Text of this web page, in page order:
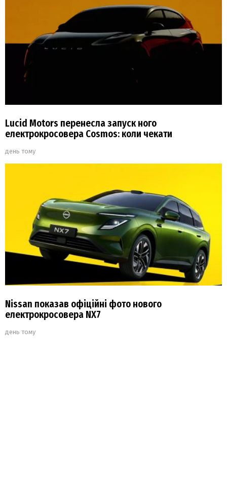
Lucid Motors перенесла запуск ного
електрокросовера Cosmos: коли чекати
день тому
Nissan показав офіційні фото нового
електрокросовера NX7
день тому